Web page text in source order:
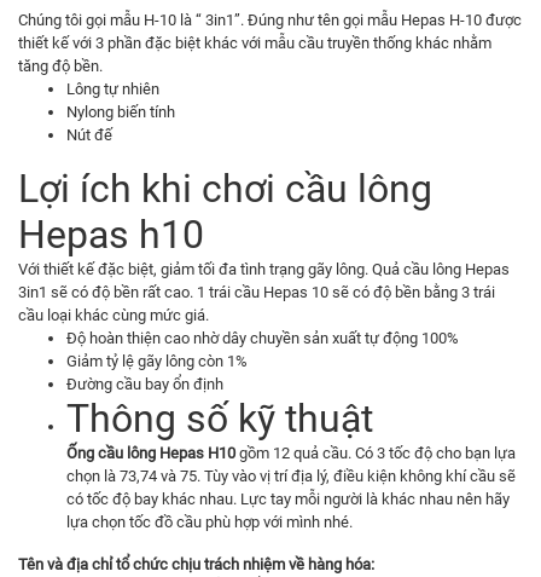
Chúng tôi gọi mẫu H-10 là “ 3in1”. Đúng như tên gọi mẫu Hepas H-10 được
thiết kế với 3 phần đặc biệt khác với mẫu cầu truyền thống khác nhằm
tăng độ bền.
Lông tự nhiên
Nylong biến tính
Nút đế
Lợi ích khi chơi cầu lông
Hepas h10
Với thiết kế đặc biệt, giảm tối đa tình trạng gãy lông. Quả cầu lông Hepas
3in1 sẽ có độ bền rất cao. 1 trái cầu Hepas 10 sẽ có độ bền bằng 3 trái
cầu loại khác cùng mức giá.
Độ hoàn thiện cao nhờ dây chuyền sản xuất tự động 100%
Giảm tỷ lệ gãy lông còn 1%
Đường cầu bay ổn định
Thông số kỹ thuật
Ống cầu lông Hepas H10 gồm 12 quả cầu. Có 3 tốc độ cho bạn lựa
chọn là 73,74 và 75. Tùy vào vị trí địa lý, điều kiện không khí cầu sẽ
có tốc độ bay khác nhau. Lực tay mỗi người là khác nhau nên hãy
lựa chọn tốc đồ cầu phù hợp với mình nhé.
Tên và địa chỉ tổ chức chịu trách nhiệm về hàng hóa: